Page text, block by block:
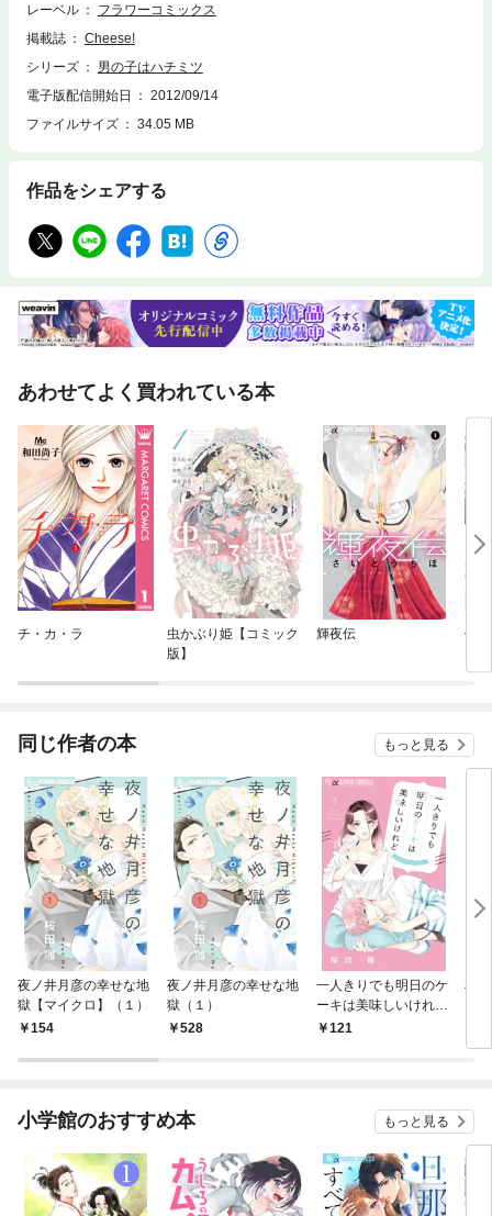
レーベル
フラワーコミックス
掲載誌
Cheese!
シリーズ
男の子はハチミツ
電子版配信開始日
2012/09/14
ファイルサイズ
34.05 MB
作品をシェアする
あわせてよく買われている本
チ・カ・ラ
虫かぶり姫【コミック
版】
輝夜伝 傷
同じ作者の本 もっと見る
夜ノ井月彦の幸せな地
獄【マイクロ】（１）
154
夜ノ井月彦の幸せな地
獄（１）
528
一人きりでも明日のケ
ーキは美味しいけれど
【マイクロ】（１）
121
花
小学館のおすすめ本 もっと見る